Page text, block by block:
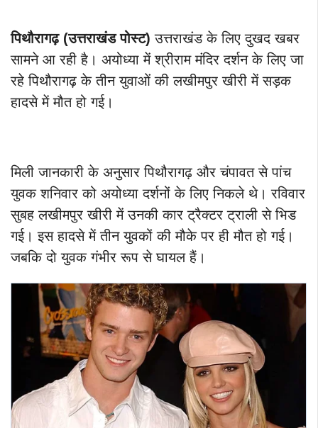
पिथौरागढ़ (उत्तराखंड पोस्ट) उत्तराखंड के लिए दुखद खबर
सामने आ रही है। अयोध्या में श्रीराम मंदिर दर्शन के लिए जा
रहे पिथौरागढ़ के तीन युवाओं की लखीमपुर खीरी में सड़क
हादसे में मौत हो गई।
मिली जानकारी के अनुसार पिथौरागढ़ और चंपावत से पांच
युवक शनिवार को अयोध्या दर्शनों के लिए निकले थे। रविवार
सुबह लखीमपुर खीरी में उनकी कार ट्रैक्टर ट्राली से भिड
गई। इस हादसे में तीन युवकों की मौके पर ही मौत हो गई।
जबकि दो युवक गंभीर रूप से घायल हैं।